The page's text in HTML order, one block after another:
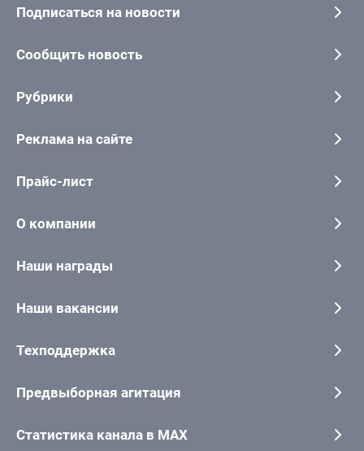
Подписаться на новости
Сообщить новость
Рубрики
Реклама на сайте
Прайс-лист
О компании
Наши награды
Наши вакансии
Техподдержка
Предвыборная агитация
Статистика канала в MAX